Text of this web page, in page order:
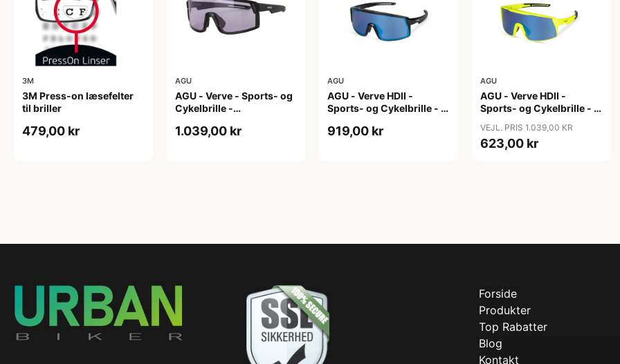
3M
3M Press-on læsefelter
til briller
479,00 kr
AGU
AGU - Verve - Sports- og
Cykelbrille -
Sort
1.039,00 kr
AGU
AGU - Verve HDII -
Sports- og Cykelbrille - 3
919,00 kr
AGU
AGU - Verve HDII -
Sports- og Cykelbrille - 3
VEJL. PRIS 1.039,00 KR
623,00 kr
Forside
Produkter
Top Rabatter
Blog
Kontakt